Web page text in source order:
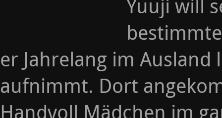
Yuuji will
er Jahrelang im
aufnimmt. Dort
Handvoll Mädchen im